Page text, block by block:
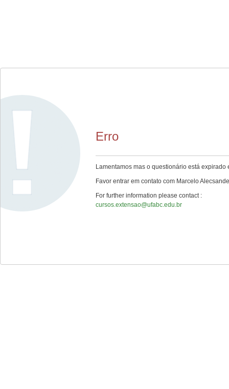
Erro
Lamentamos mas o questionário está expirado
Favor entrar em contato com Marcelo
For further information please contact :
cursos.extensao@ufabc.edu.br